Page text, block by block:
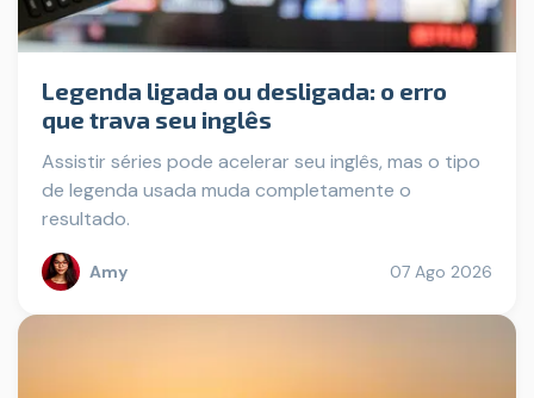
Legenda ligada ou desligada: o erro
que trava seu inglês
Assistir séries pode acelerar seu inglês, mas o tipo
de legenda usada muda completamente o
resultado.
Amy 07 Ago 2026